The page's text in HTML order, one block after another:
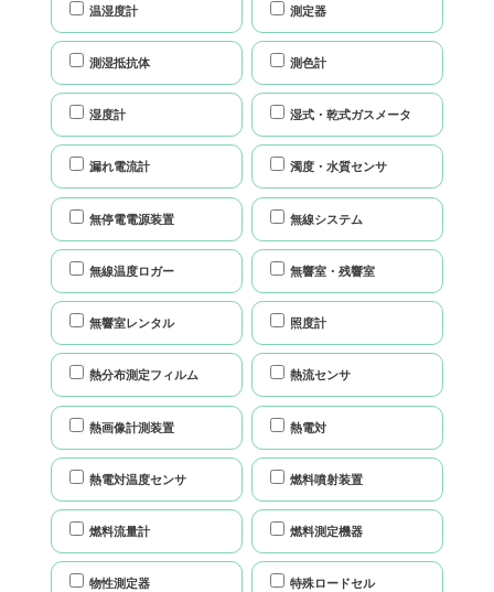
温湿度計 測定器
測湿抵抗体 測色計
湿度計 湿式・乾式ガスメータ
漏れ電流計 濁度・水質センサ
無停電電源装置 無線システム
無線温度ロガー 無響室・残響室
無響室レンタル 照度計
熱分布測定フィルム 熱流センサ
熱画像計測装置 熱電対
熱電対温度センサ 燃料噴射装置
燃料流量計 燃料測定機器
物性測定器 特殊ロードセル